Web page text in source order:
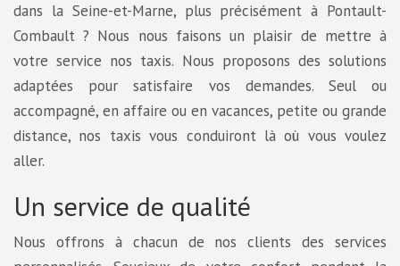
dans la Seine-et-Marne, plus précisément à Pontault-
Combault ? Nous nous faisons un plaisir de mettre à
votre service nos taxis. Nous proposons des solutions
adaptées pour satisfaire vos demandes. Seul ou
accompagné, en affaire ou en vacances, petite ou grande
distance, nos taxis vous conduiront là où vous voulez
aller.
Un service de qualité
Nous offrons à chacun de nos clients des services